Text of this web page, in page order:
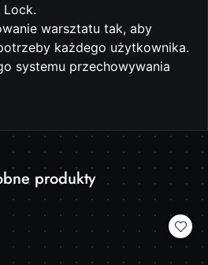
Lock.
warsztatu tak, aby
każdego użytkownika.
systemu przechowywania
produkty